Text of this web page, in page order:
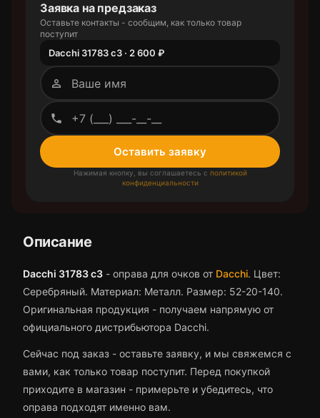
Заявка на предзаказ
Оставьте контакты - сообщим, как только товар
поступит
Dacchi 31783 c3 · 2 600 ₽
person_outline
phone_outlined
Оставить заявку
Нажимая кнопку, вы соглашаетесь с политикой
конфиденциальности
Описание
Dacchi 31783 c3 - оправа для очков от Dacchi. Цвет:
Серебряный. Материал: Металл. Размер: 52-20-140.
Оригинальная продукция - получаем напрямую от
официального дистрибьютора Dacchi.
Сейчас под заказ - оставьте заявку, и мы свяжемся с
вами, как только товар поступит. Перед покупкой
приходите в магазин - примерьте и убедитесь, что
оправа подходят именно вам.